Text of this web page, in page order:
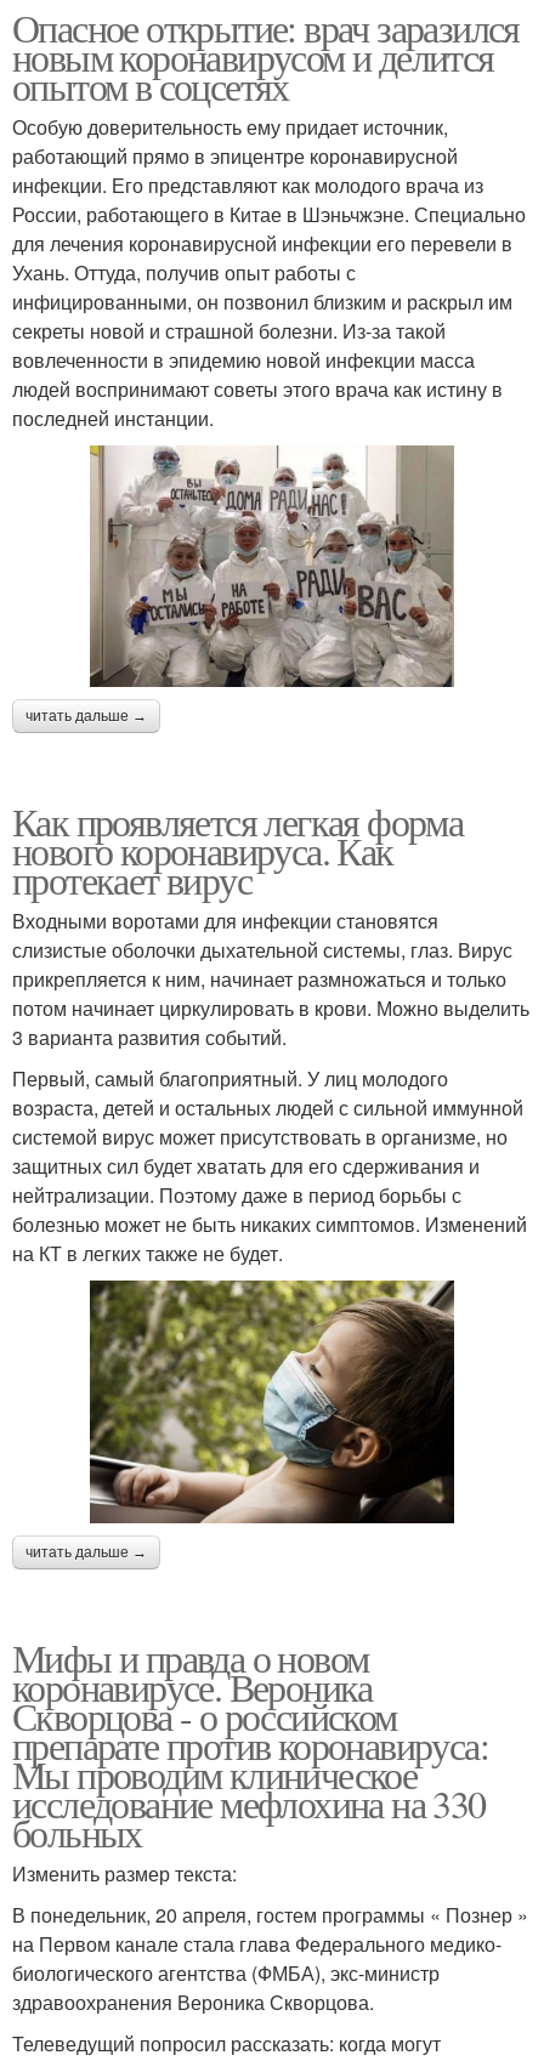
Опасное открытие: врач заразился
новым коронавирусом и делится
опытом в соцсетях
Особую доверительность ему придает источник,
работающий прямо в эпицентре коронавирусной
инфекции. Его представляют как молодого врача из
России, работающего в Китае в Шэньчжэне. Специально
для лечения коронавирусной инфекции его перевели в
Ухань. Оттуда, получив опыт работы с
инфицированными, он позвонил близким и раскрыл им
секреты новой и страшной болезни. Из-за такой
вовлеченности в эпидемию новой инфекции масса
людей воспринимают советы этого врача как истину в
последней инстанции.
читать дальше →
Как проявляется легкая форма
нового коронавируса. Как
протекает вирус
Входными воротами для инфекции становятся
слизистые оболочки дыхательной системы, глаз. Вирус
прикрепляется к ним, начинает размножаться и только
потом начинает циркулировать в крови. Можно выделить
3 варианта развития событий.
Первый, самый благоприятный. У лиц молодого
возраста, детей и остальных людей с сильной иммунной
системой вирус может присутствовать в организме, но
защитных сил будет хватать для его сдерживания и
нейтрализации. Поэтому даже в период борьбы с
болезнью может не быть никаких симптомов. Изменений
на КТ в легких также не будет.
читать дальше →
Мифы и правда о новом
коронавирусе. Вероника
Скворцова - о российском
препарате против коронавируса:
Мы проводим клиническое
исследование мефлохина на 330
больных
Изменить размер текста:
В понедельник, 20 апреля, гостем программы « Познер »
на Первом канале стала глава Федерального медико-
биологического агентства (ФМБА), экс-министр
здравоохранения Вероника Скворцова.
Телеведущий попросил рассказать: когда могут